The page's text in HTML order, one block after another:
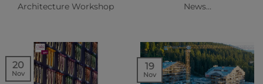
Architecture Workshop
News…
20
Nov
19
Nov